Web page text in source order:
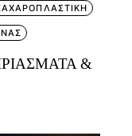
&